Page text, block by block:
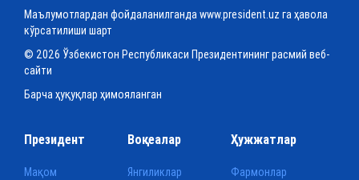
Маълумотлардан фойдаланилганда www.president.uz га ҳавола
кўрсатилиши шарт
© 2026 Ўзбекистон Республикаси Президентининг расмий веб-
сайти
Барча ҳуқуқлар ҳимояланган
Президент
Мақом
Воқеалар
Янгиликлар
Ҳужжатлар
Фармонлар